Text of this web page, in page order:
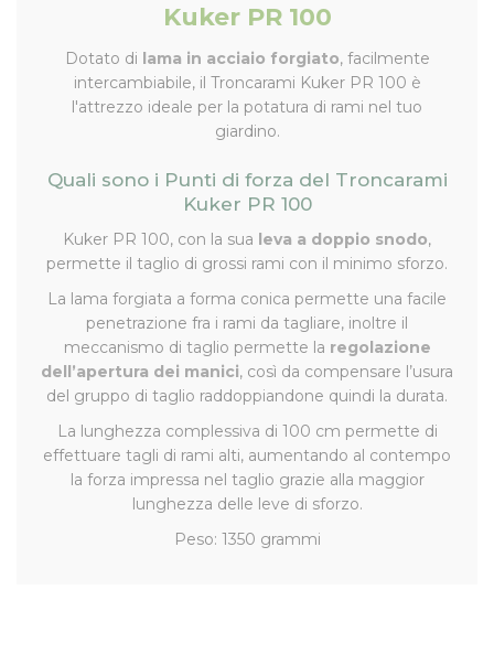
Kuker PR 100
Dotato di lama in acciaio forgiato, facilmente
intercambiabile, il Troncarami Kuker PR 100 è
l'attrezzo ideale per la potatura di rami nel tuo
giardino.
Quali sono i Punti di forza del Troncarami
Kuker PR 100
Kuker PR 100, con la sua leva a doppio snodo,
permette il taglio di grossi rami con il minimo sforzo.
La lama forgiata a forma conica permette una facile
penetrazione fra i rami da tagliare, inoltre il
meccanismo di taglio permette la regolazione
dell’apertura dei manici, così da compensare l’usura
del gruppo di taglio raddoppiandone quindi la durata.
La lunghezza complessiva di 100 cm permette di
effettuare tagli di rami alti, aumentando al contempo
la forza impressa nel taglio grazie alla maggior
lunghezza delle leve di sforzo.
Peso: 1350 grammi